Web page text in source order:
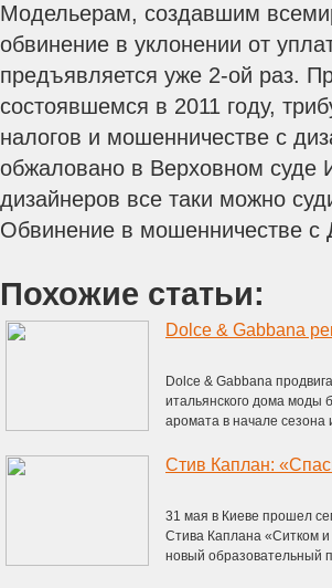
Модельерам, создавшим
обвинение в уклонении от
предъявляется уже 2-ой раз.
состоявшемся в 2011 году,
налогов и мошенничестве с
обжаловано в Верховном суде
дизайнеров все таки можно
Обвинение в мошенничестве с
Похожие статьи:
Dolce & Gabbana
Dolce & Gabbana
итальянского дома моды
аромата в начале сезона
Стив Каплан:
31 мая в Киеве прошел
Стива Каплана «Ситком
новый образовательный